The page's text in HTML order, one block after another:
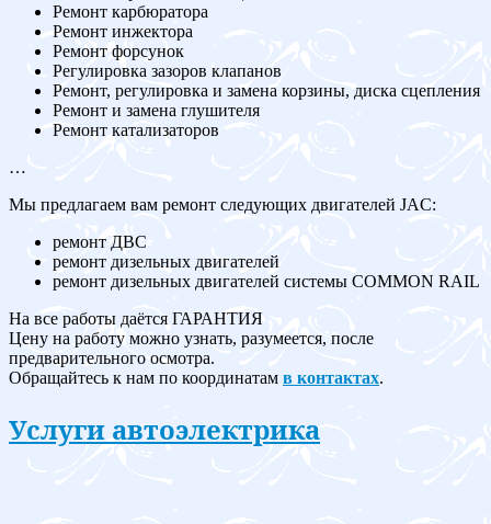
Ремонт карбюратора
Ремонт инжектора
Ремонт форсунок
Регулировка зазоров клапанов
Ремонт, регулировка и замена корзины, диска сцепления
Ремонт и замена глушителя
Ремонт катализаторов
…
Мы предлагаем вам ремонт следующих двигателей JAC:
ремонт ДВС
ремонт дизельных двигателей
ремонт дизельных двигателей системы COMMON RAIL
На все работы даётся ГАРАНТИЯ
Цену на работу можно узнать, разумеется, после
предварительного осмотра.
Обращайтесь к нам по координатам в контактах.
Услуги автоэлектрика